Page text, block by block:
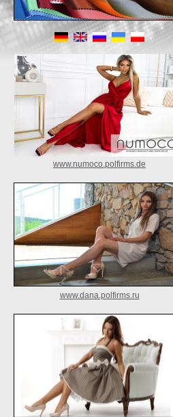
www.numoco.polfirms.de
www.dana.polfirms.ru